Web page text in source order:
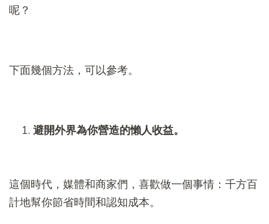
呢？
下面幾個方法，可以參考。
避開外界為你營造的懶人收益。
這個時代，媒體和商家們，喜歡做一個事情：千方百
計地幫你節省時間和認知成本。